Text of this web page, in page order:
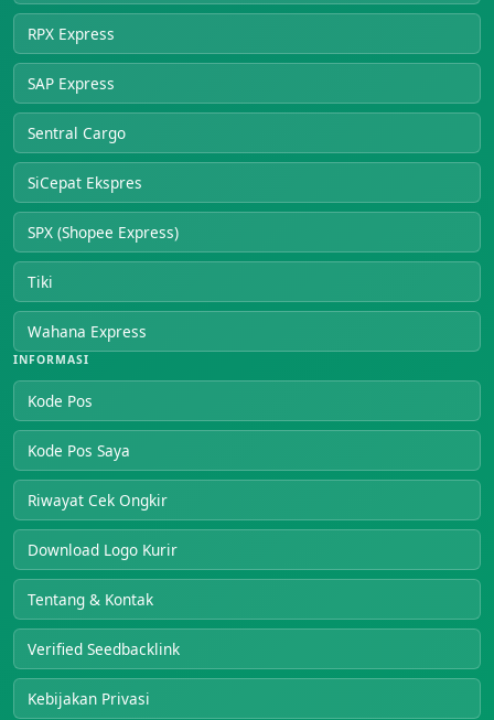
RPX Express
SAP Express
Sentral Cargo
SiCepat Ekspres
SPX (Shopee Express)
Tiki
Wahana Express
INFORMASI
Kode Pos
Kode Pos Saya
Riwayat Cek Ongkir
Download Logo Kurir
Tentang & Kontak
Verified Seedbacklink
Kebijakan Privasi